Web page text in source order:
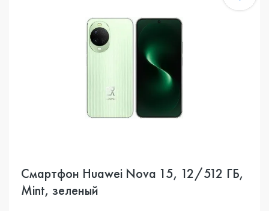
Смартфон Huawei Nova 15, 12/512 ГБ,
Mint, зеленый